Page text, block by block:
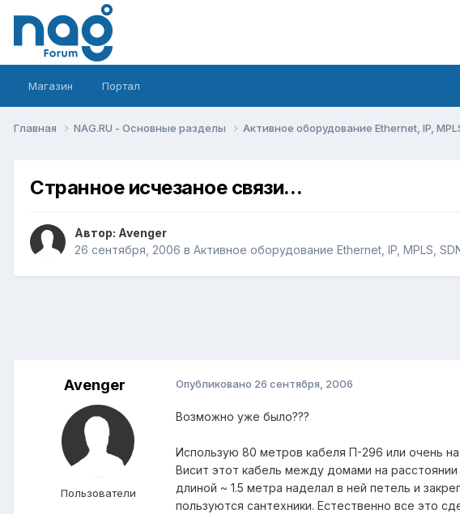
Магазин Портал
Главная NAG.RU - Основные разделы Активное оборудование Ethernet, IP,
Странное исчезаное связи...
Автор: Avenger
26 сентября, 2006 в Активное оборудование Ethernet, IP, MPLS,
Avenger
Пользователи
Опубликовано 26 сентября, 2006
Возможно уже было???
Использую 80 метров кабеля П-296 или очень
Висит этот кабель между домами на
длиной ~ 1.5 метра наделал в ней петель и
пользуются сантехники. Естественно все это